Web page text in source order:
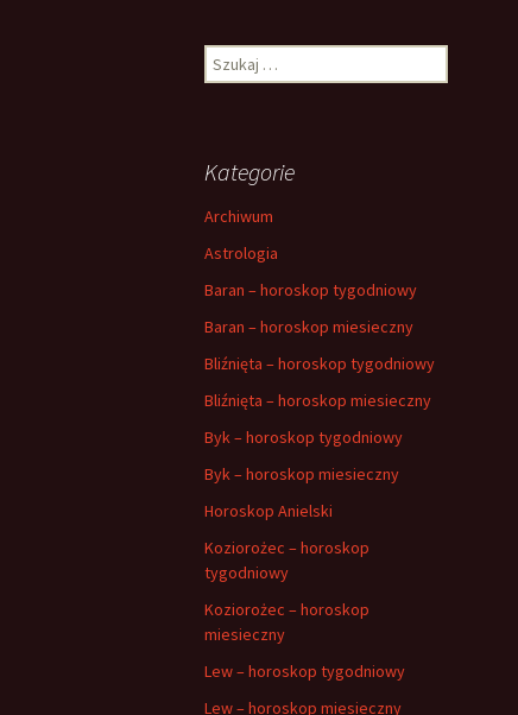
Szukaj:
Kategorie
Archiwum
Astrologia
Baran – horoskop tygodniowy
Baran – horoskop miesieczny
Bliźnięta – horoskop tygodniowy
Bliźnięta – horoskop miesieczny
Byk – horoskop tygodniowy
Byk – horoskop miesieczny
Horoskop Anielski
Koziorożec – horoskop
tygodniowy
Koziorożec – horoskop
miesieczny
Lew – horoskop tygodniowy
Lew – horoskop miesieczny